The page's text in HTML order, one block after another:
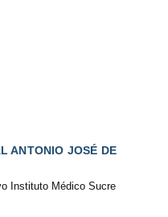
ANTONIO JOSÉ DE
Instituto Médico Sucre